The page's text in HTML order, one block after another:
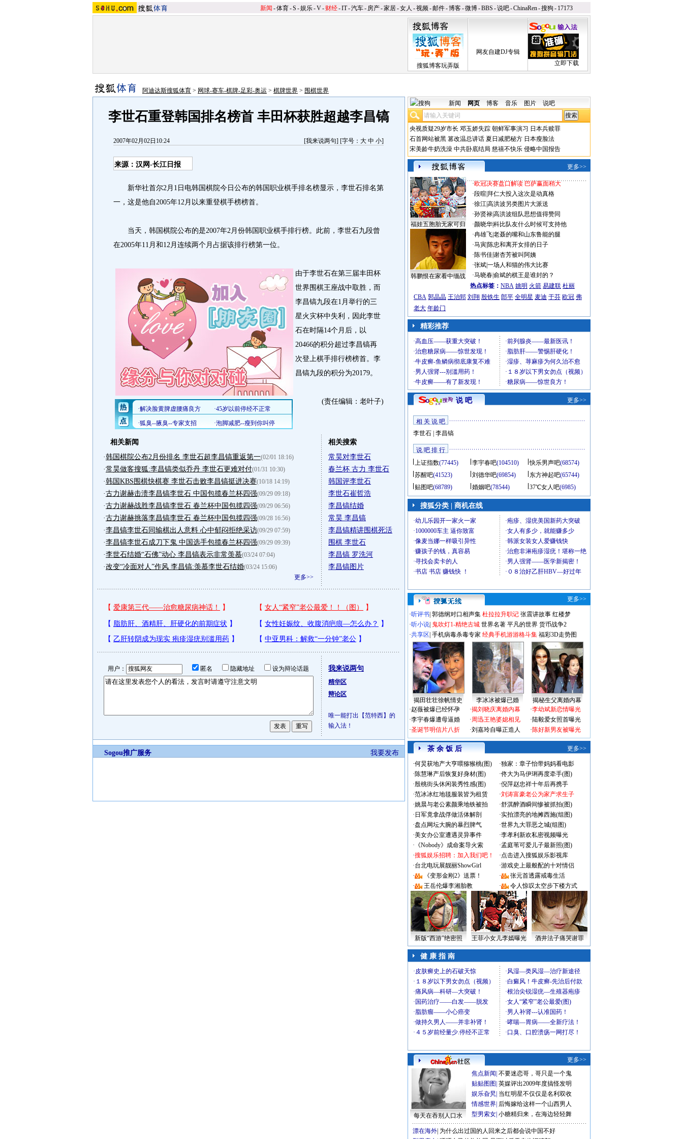
新闻 -体育-S -娱乐-V- 财经-IT-汽车- 房产-家居-女人 -视频-邮件-博客-微博-BBS -说吧-ChinaRen-搜狗 - 17173
搜狐博客玩弄版
网友自建DJ专辑
立即下载
阿迪达斯搜狐体育 > 网球-赛车-棋牌-足彩-奥运 > 棋牌世界 > 围棋世界
李世石重登韩国排名榜首 丰田杯获胜超越李昌镐
2007年02月02日10:24 [我来说两句] [字号： 大 中 小]
来源：汉网-长江日报
新华社首尔2月1日电韩国棋院今日公布的韩国职业棋手排名榜显示，李世石排名第
一，这是他自2005年12月以来重登棋手榜榜首。
当天，韩国棋院公布的是2007年2月份韩国职业棋手排行榜。此前，李世石九段曾
在2005年11月和12月连续两个月占据该排行榜第一位。
由于李世石在第三届丰田杯
世界围棋王座战中取胜，而
李昌镐九段在1月举行的三
星火灾杯中失利，因此李世
石在时隔14个月后，以
20466的积分超过李昌镐再
次登上棋手排行榜榜首。李
昌镐九段的积分为20179。
(责任编辑：老叶子)
相关新闻
·韩国棋院公布2月份排名 李世石超李昌镐重返第一(02/01 18:16)
·常昊做客搜狐:李昌镐类似乔丹 李世石更难对付(01/31 10:30)
·韩国KBS围棋快棋赛 李世石击败李昌镐挺进决赛(10/18 14:19)
·古力谢赫击溃李昌镐李世石 中国包揽春兰杯四强(09/29 09:18)
·古力谢赫战胜李昌镐李世石 春兰杯中国包揽四强(09/29 06:56)
·古力谢赫挑落李昌镐李世石 春兰杯中国包揽四强(09/28 16:56)
·李昌镐李世石同输棋出人意料 心中郁闷拒绝采访(09/29 07:59)
·李昌镐李世石成刀下鬼 中国选手包揽春兰杯四强(09/29 09:39)
·李世石结婚“石佛”动心 李昌镐表示非常羡慕(03/24 07:04)
·改变“冷面对人”作风 李昌镐:羡慕李世石结婚(03/24 15:06)
更多>>
相关搜索
常昊对李世石
春兰杯 古力 李世石
韩国评李世石
李世石崔哲浩
李昌镐结婚
常昊 李昌镐
李昌镐精讲围棋死活
围棋 李世石
李昌镐 罗洗河
李昌镐图片
用户： 匿名 隐藏地址 设为辩论话题 我来说两句
精华区
辩论区
唯一能打出【范特西】的
输入法！
我要发布
Sogou推广服务
新闻 网页 博客 音乐 图片 说吧
央视质疑29岁市长 邓玉娇失踪 朝鲜军事演习 日本兵赎罪
石首网站被黑 篡改温总讲话 夏日减肥秘方 日本瘦脸法
宋美龄牛奶洗澡 中共卧底结局 慈禧不快乐 侵略中国报告
更多>>
福娃五胞胎无家可归
韩鹏恨在家看中缅战
·欧冠决赛盘口解读 巴萨赢面稍大
·段暄 拜仁大投入这次是动真格
·徐江|高洪波另类图片大派送
·孙贤禄|高洪波组队思想值得赞同
·颜晓华|科比队友什么时候可支持他
·冉雄飞|老聂的嘴和山东鲁能的腿
·马寅| 陈忠和离开女排的日子
·陈书佳|谢杏芳被叫阿姨
·张斌|一场人和猫的伟大比赛
·马晓春|俞斌的棋王是谁封的？
热点标签： NBA 姚明 火箭 易建联 杜丽
CBA 郭晶晶 王治郅 刘翔 殷铁生 郎平 全明星 麦迪 于芬 欧冠 弗
老大 年龄门
精彩推荐
说 吧 更多>>
相 关 说 吧
李世石| 李昌镐
说 吧 排 行
上证指数(77445) 李宇春吧(104510) 快乐男声吧(68574)
苏醒吧(41523) 刘德华吧(69854) 东方神起吧(65744)
贴图吧(68789) 婚姻吧(78544) 37℃女人吧(6985)
搜狐分类 商机在线
更多>>
·听评书 郭德纲对口相声集 杜拉拉升职记 张震讲故事 红楼梦
·听小说 鬼吹灯1-精绝古城 世界名著 平凡的世界 货币战争2
·共享区 手机病毒杀毒专家 经典手机游游格斗集 福彩3D走势图
揭田壮壮徐帆情史 李冰冰被爆已婚
揭秘生父离婚内幕
·赵薇被爆已经怀孕
·李宇春爆遭母逼婚
·圣诞节明信片八折
·揭刘晓庆离婚内幕
·周迅王艳婆媳相见
·刘嘉玲自曝正造人
·李幼斌新恋情曝光
·陆毅爱女照首曝光
·陈好新男友被曝光
茶 余 饭 后 更多>>
·何炅获地产大亨喂猕猴桃(图) ·独家：章子怡带妈妈看电影
·陈慧琳产后恢复好身材(图) ·佟大为马伊琍再度牵手(图)
·殷桃街头休闲装秀性感(图) ·倪萍赵忠祥十年后再携手
·范冰冰红地毯服装皆为租赁 ·刘涛富豪老公为家产求生子
·姚晨与老公素颜乘地铁被拍 ·舒淇醉酒瞬间惨被抓拍(图)
· 日军竟拿战俘做活体解剖 ·实拍漂亮的地摊西施(组图)
·盘点网坛大腕的暴烈脾气 ·世界九大罪恶之城(组图)
·美女办公室遭遇灵异事件 ·李孝利新欢私密视频曝光
· 《Nobody》成命案导火索 ·孟庭苇可爱儿子最新照(图)
·搜狐娱乐招聘：加入我们吧！ ·点击进入搜狐娱乐影视库
·台北电玩展靓丽ShowGirl ·游戏史上最般配的十对情侣
·
《变形金刚2》送票！ ·
张元首透露戒毒生活
·
王岳伦爆李湘胎教 · 令人惊叹太空步下楼方式
新版“西游”绝密照 王菲小女儿李嫣曝光 酒井法子痛哭谢罪
健 康 指 南
更多>>
每天在吞别人口水
焦点新闻 不要迷恋哥，哥只是一个鬼
贴贴图图 英媒评出2009年度搞怪发明
娱乐旮旯 当红明星不仅仅是名利双收
情感世界 后悔嫁给这样一个山西男人
型男索女 小糖精归来，在海边轻轻舞
漂在海外 为什么出过国的人回来之后都会说中国不好